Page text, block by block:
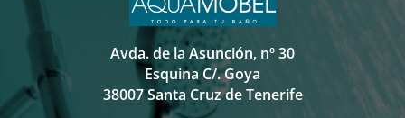
Avda. de la Asunción, nº 30
Esquina C/. Goya
38007 Santa Cruz de Tenerife